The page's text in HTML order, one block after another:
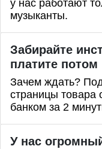
у нас работают
музыканты.
Забирайте
платите потом
Зачем ждать?
страницы товара
банком за 2
У нас